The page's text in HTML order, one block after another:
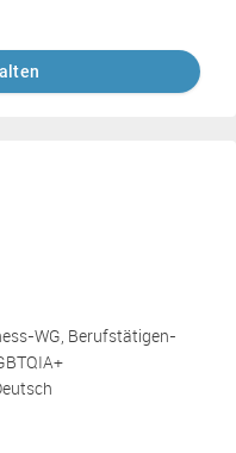
WG, Berufstätigen-